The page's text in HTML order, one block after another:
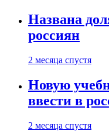
Названа
россиян
2 месяца спустя
Новую
ввести в
2 месяца спустя